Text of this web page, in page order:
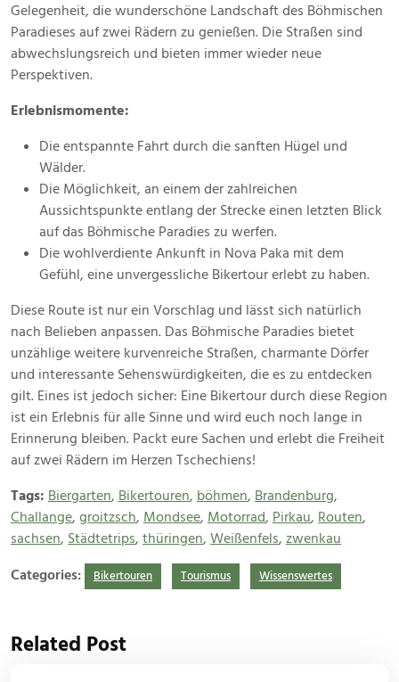
Gelegenheit, die wunderschöne Landschaft des Böhmischen
Paradieses auf zwei Rädern zu genießen. Die Straßen sind
abwechslungsreich und bieten immer wieder neue
Perspektiven.
Erlebnismomente:
Die entspannte Fahrt durch die sanften Hügel und
Wälder.
Die Möglichkeit, an einem der zahlreichen
Aussichtspunkte entlang der Strecke einen letzten Blick
auf das Böhmische Paradies zu werfen.
Die wohlverdiente Ankunft in Nova Paka mit dem
Gefühl, eine unvergessliche Bikertour erlebt zu haben.
Diese Route ist nur ein Vorschlag und lässt sich natürlich
nach Belieben anpassen. Das Böhmische Paradies bietet
unzählige weitere kurvenreiche Straßen, charmante Dörfer
und interessante Sehenswürdigkeiten, die es zu entdecken
gilt. Eines ist jedoch sicher: Eine Bikertour durch diese Region
ist ein Erlebnis für alle Sinne und wird euch noch lange in
Erinnerung bleiben. Packt eure Sachen und erlebt die Freiheit
auf zwei Rädern im Herzen Tschechiens!
Tags: Biergarten, Bikertouren, böhmen, Brandenburg,
Challange, groitzsch, Mondsee, Motorrad, Pirkau, Routen,
sachsen, Städtetrips, thüringen, Weißenfels, zwenkau
Categories:
Bikertouren Tourismus Wissenswertes
Related Post